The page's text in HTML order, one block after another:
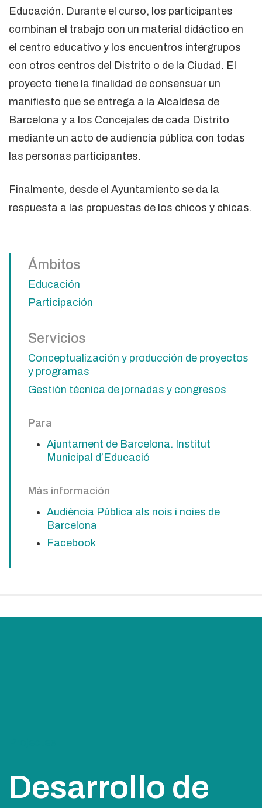
Educación. Durante el curso, los participantes
combinan el trabajo con un material didáctico en
el centro educativo y los encuentros intergrupos
con otros centros del Distrito o de la Ciudad. El
proyecto tiene la finalidad de consensuar un
manifiesto que se entrega a la Alcaldesa de
Barcelona y a los Concejales de cada Distrito
mediante un acto de audiencia pública con todas
las personas participantes.
Finalmente, desde el Ayuntamiento se da la
respuesta a las propuestas de los chicos y chicas.
Ámbitos
Educación
Participación
Servicios
Conceptualización y producción de proyectos
y programas
Gestión técnica de jornadas y congresos
Para
Ajuntament de Barcelona. Institut
Municipal d’Educació
Más información
Audiència Pública als nois i noies de
Barcelona
Facebook
Desarrollo de